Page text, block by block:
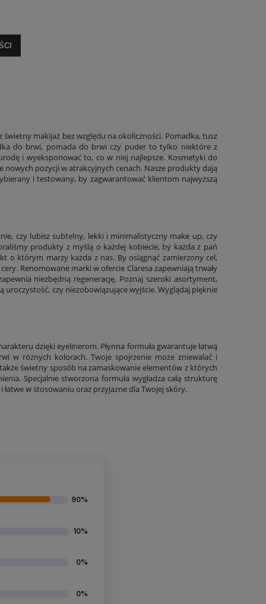
świetny makijaż bez względu na okoliczności. Pomadka, tusz
do brwi, pomada do brwi czy puder to tylko niektóre z
i wyeksponować to, co w niej najlepsze. Kosmetyki do
pozycji w atrakcyjnych cenach. Nasze produkty dają
i testowany, by zagwarantować klientom najwyższą
czy lubisz subtelny, lekki i minimalistyczny make up, czy
produkty z myślą o każdej kobiecie, by każda z pań
o którym marzy każda z nas. By osiągnąć zamierzony cel,
Renomowane marki w ofercie Claresa zapewniają trwały
niezbędną regenerację. Poznaj szeroki asortyment,
czy niezobowiązujące wyjście. Wyglądaj pięknie
dziękieyelinerom. Płynna formuła gwarantuje łatwą
w różnych kolorach. Twoje spojrzenie może zniewalać i
świetny sposób na zamaskowanie elementów z których
Specjalnie stworzona formuła wygładza całą strukturę
w stosowaniu oraz przyjazne dla Twojej skóry.
90%
10%
0%
0%